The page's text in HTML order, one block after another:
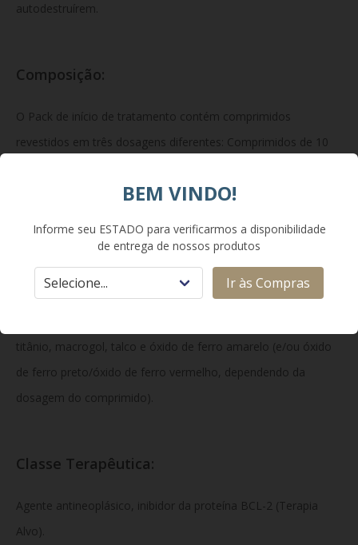
autodestruírem.
Composição:
O Pack de início de tratamento contém comprimidos
revestidos em três dosagens diferentes: Comprimidos de 10
de venetoclax. Comprimidos de 50 mg: cada comprimido
comprimido contém 100 mg
de venetoclax.Excipientes:copovidona, enantato
de fitonadiona, sílica coloidal anidra, estearato de magnésio,
titânio, macrogol, talco e óxido de ferro amarelo (e/ou óxido
de ferro preto/óxido de ferro vermelho, dependendo da
dosagem do comprimido).
Classe Terapêutica:
Agente antineoplásico, inibidor da proteína BCL-2 (Terapia
Alvo).
BEM VINDO!
Informe seu ESTADO para verificarmos a disponibilidade
de entrega de nossos produtos
Ir às Compras